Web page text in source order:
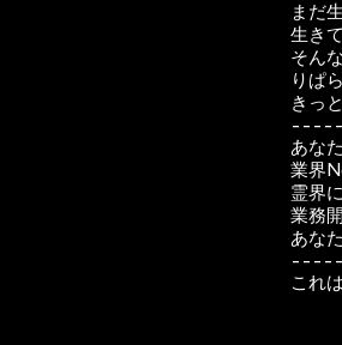
まだ
生き
そん
りぱ
きっ
あな
業界
霊界
業務
あな
これ